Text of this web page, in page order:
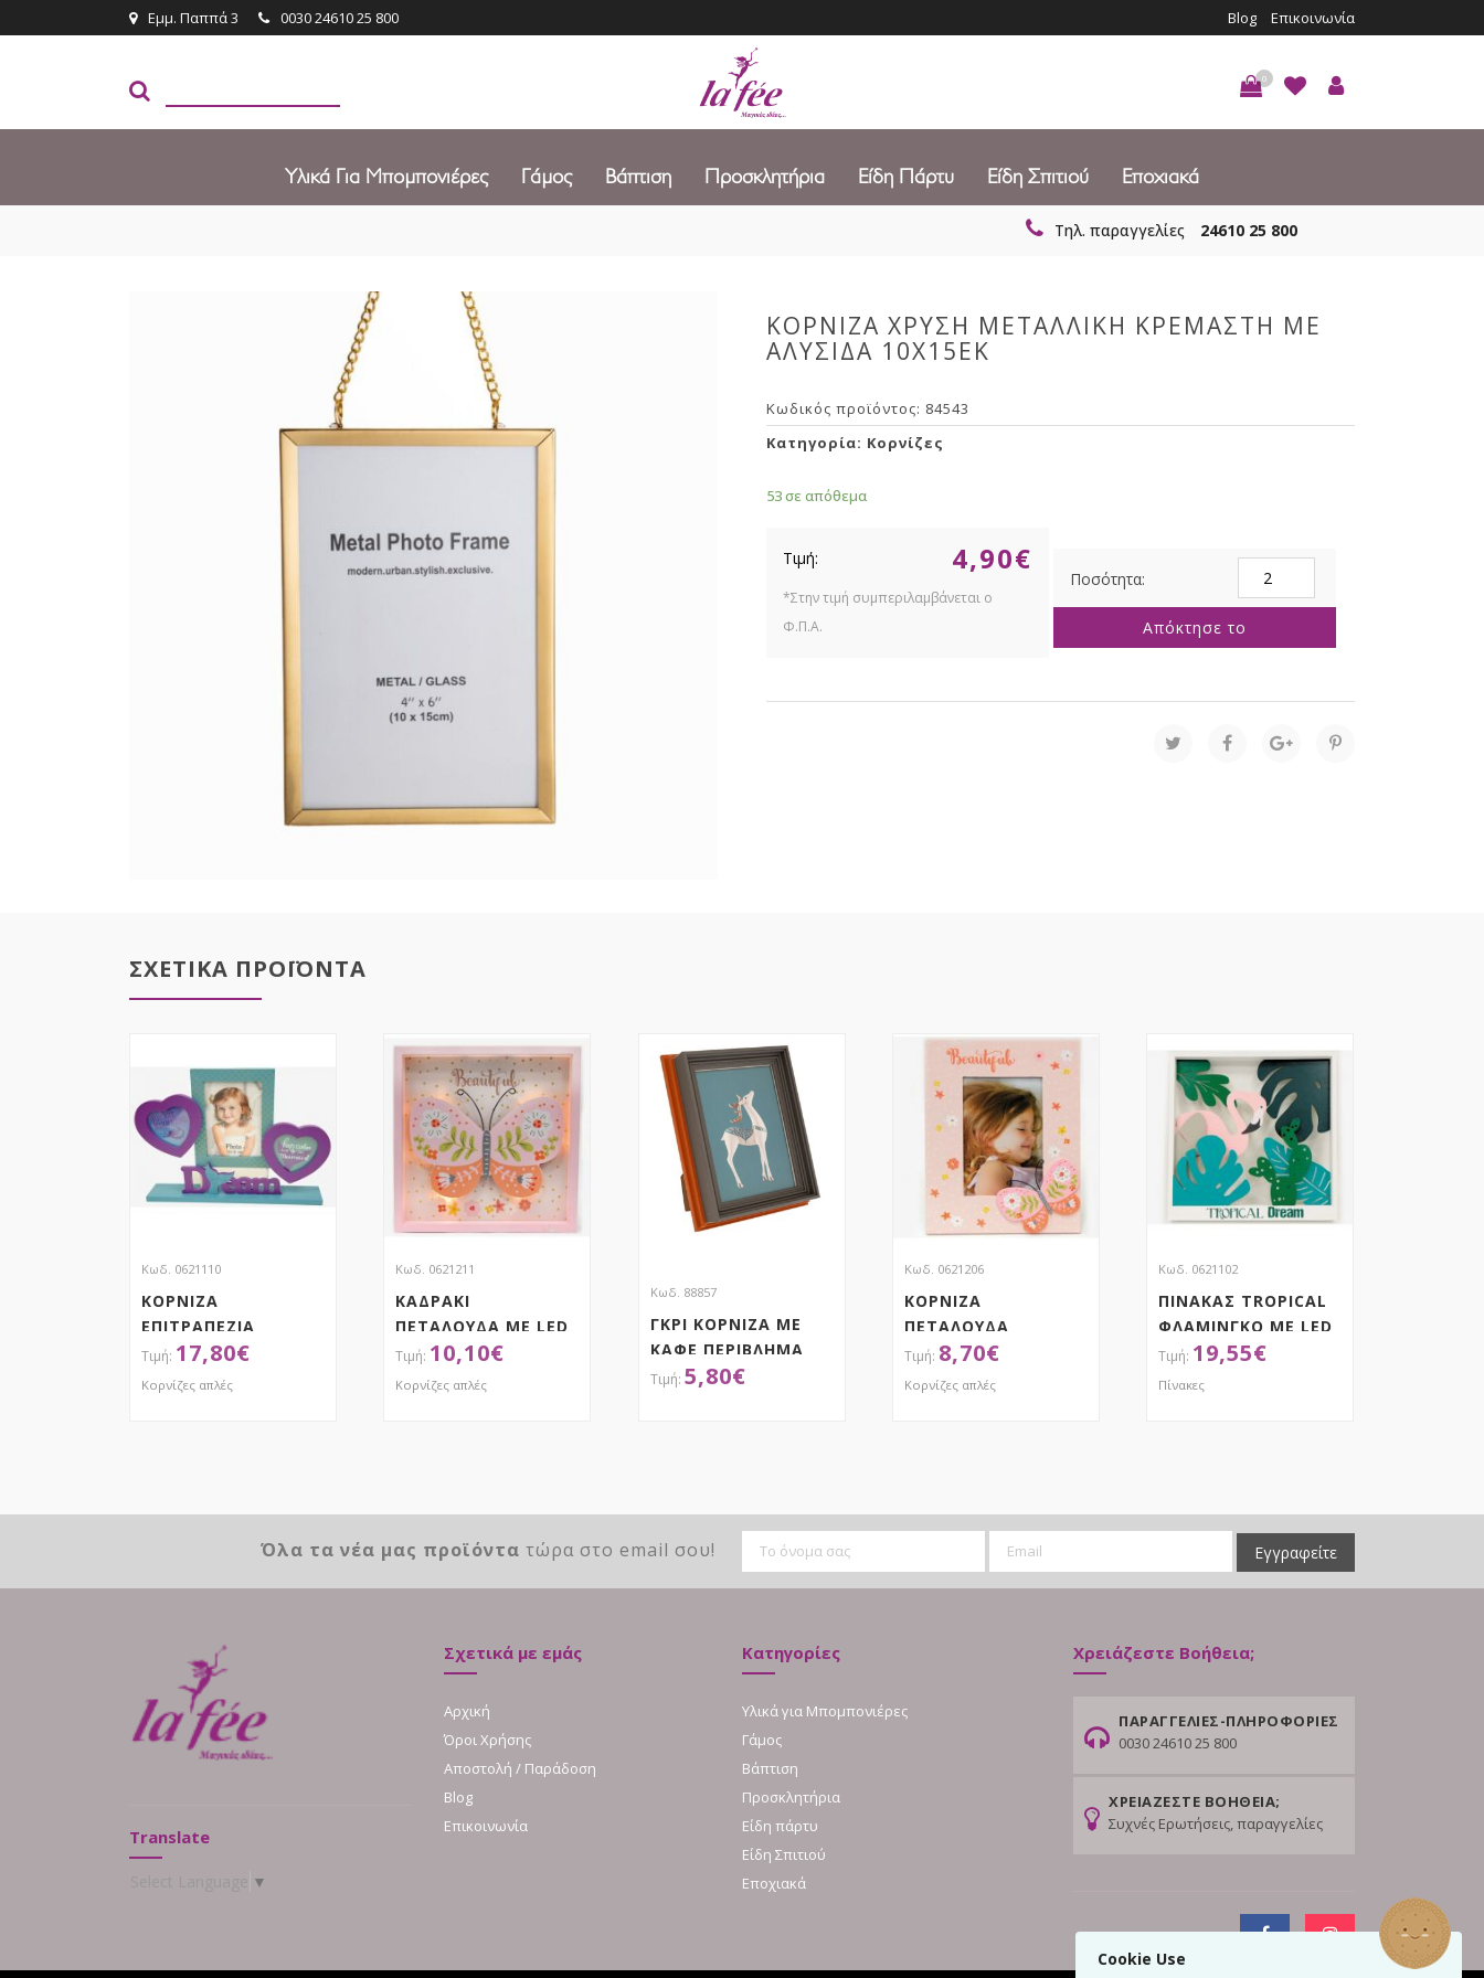
Cookie Use
Εμμ. Παππά 3 0030 24610 25 800 Blog Επικοινωνία
0
Υλικά Για Μπομπονιέρες Γάμος Βάπτιση Προσκλητήρια Είδη Πάρτυ Είδη Σπιτιού Εποχιακά
Τηλ. παραγγελίες 24610 25 800
ΚΟΡΝΙΖΑ ΧΡΥΣΗ ΜΕΤΑΛΛΙΚΗ ΚΡΕΜΑΣΤΗ ΜΕ
ΑΛΥΣΙΔΑ 10X15EK
Κωδικός προϊόντος: 84543
Κατηγορία: Κορνίζες
53 σε απόθεμα
4,90€
ΧΡΥΣΗ
ΜΕΤΑΛΛΙΚΗ
ΚΡΕΜΑΣΤΗ
ΜΕ
10X15EK
Απόκτησε το
ΣΧΕΤΙΚΑ ΠΡΟΪΟΝΤΑ
Κωδ. 0621110
ΚΟΡΝΙΖΑ
ΕΠΙΤΡΑΠΕΖΙΑ
ΓΟΡΓΟΝΑ ΜΕ
ΚΑΡΔΙΕΣ
17,80€
Κορνίζες απλές
Κωδ. 0621211
ΚΑΔΡΑΚΙ
ΠΕΤΑΛΟΥΔΑ ΜΕ LED
10,10€
Κορνίζες απλές
Κωδ. 88857
ΓΚΡΙ ΚΟΡΝΙΖΑ ΜΕ
ΚΑΦΕ ΠΕΡΙΒΛΗΜΑ
13Χ18ΕΚ
5,80€
Κωδ. 0621206
ΚΟΡΝΙΖΑ
ΠΕΤΑΛΟΥΔΑ
8,70€
Κορνίζες απλές
Κωδ. 0621102
ΠΙΝΑΚΑΣ TROPICAL
ΦΛΑΜΙΝΓΚΟ ΜΕ LED
19,55€
Πίνακες
Όλα τα νέα μας προϊόντα τώρα στο email σου! Εγγραφείτε
Translate
▼
Σχετικά με εμάς
Αρχική
Όροι Χρήσης
Αποστολή / Παράδοση
Blog
Επικοινωνία
Κατηγορίες
Υλικά για Μπομπονιέρες
Γάμος
Βάπτιση
Προσκλητήρια
Είδη πάρτυ
Είδη Σπιτιού
Εποχιακά
Χρειάζεστε Βοήθεια;
ΠΑΡΑΓΓΕΛΙΕΣ-ΠΛΗΡΟΦΟΡΙΕΣ
0030 24610 25 800
ΧΡΕΙΑΖΕΣΤΕ ΒΟΗΘΕΙΑ;
Συχνές Ερωτήσεις, παραγγελίες